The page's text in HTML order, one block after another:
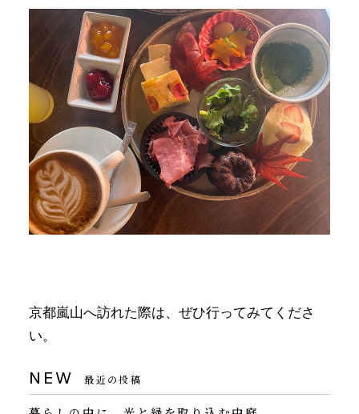
京都嵐山へ訪れた際は、ぜひ行ってみてくださ
い。
NEW 最近の投稿